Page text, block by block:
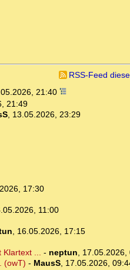
RSS-Feed
21:40
21:49
, 13.05.2026, 23:29
17:30
11:00
, 16.05.2026, 17:15
Klartext ... - neptun, 17.05.2026,
(owT) - MausS, 17.05.2026,